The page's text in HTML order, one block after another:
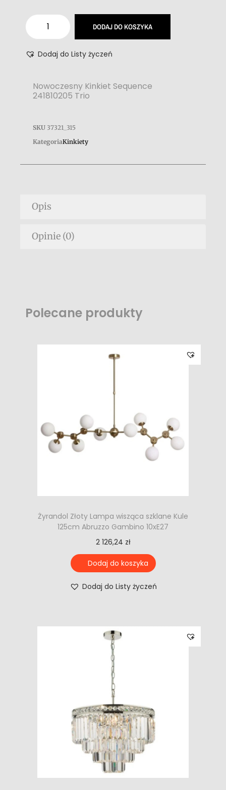
DODAJ DO KOSZYKA
Dodaj do Listy życzeń
Nowoczesny Kinkiet Sequence
241810205 Trio
SKU 37321_315
KategoriaKinkiety
Opis
Opinie (0)
Polecane produkty
Żyrandol Złoty Lampa wisząca szklane Kule
125cm Abruzzo Gambino 10xE27
2 126,24 zł
Dodaj do koszyka
Dodaj do Listy życzeń